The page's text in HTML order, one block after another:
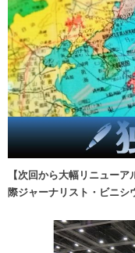
【次回から大幅リニュー
際ジャーナリスト・ビニシ